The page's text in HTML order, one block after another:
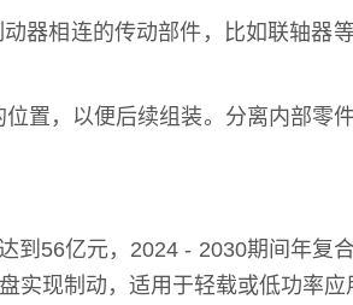
器相连的传动部件，比如联轴器
置，以便后续组装。分离内部零
到56亿元，2024 - 2030期间年复
实现制动，适用于轻载或低功率应